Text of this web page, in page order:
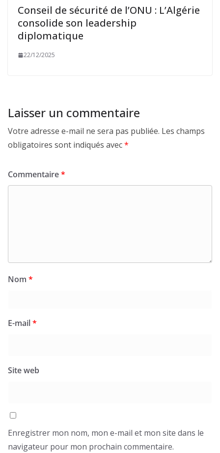
Conseil de sécurité de l’ONU : L’Algérie
consolide son leadership
diplomatique
22/12/2025
Laisser un commentaire
Votre adresse e-mail ne sera pas publiée. Les champs
obligatoires sont indiqués avec*
Commentaire*
Nom *
E-mail*
Site web
Enregistrer mon nom, mon e-mail et mon site dans le
navigateur pour mon prochain commentaire.